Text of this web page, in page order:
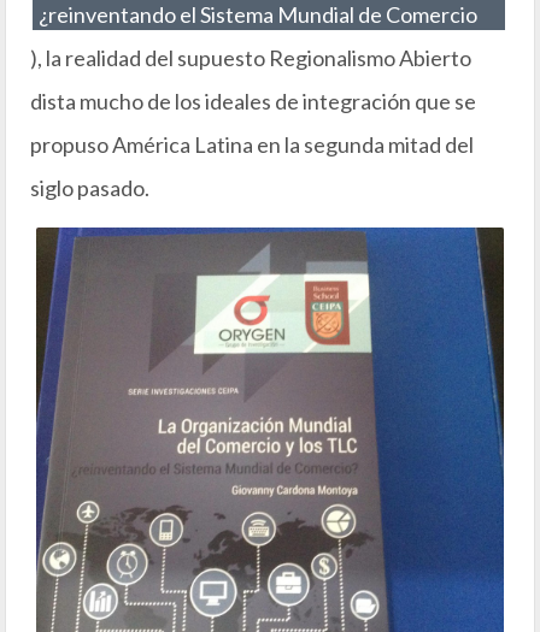
¿reinventando el Sistema Mundial de Comercio
), la realidad del supuesto Regionalismo Abierto
dista mucho de los ideales de integración que se
propuso América Latina en la segunda mitad del
siglo pasado.